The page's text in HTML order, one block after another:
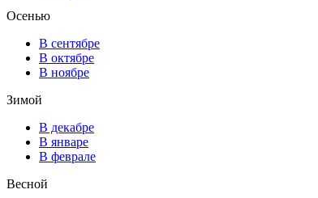
Осенью
В сентябре
В октябре
В ноябре
Зимой
В декабре
В январе
В феврале
Весной